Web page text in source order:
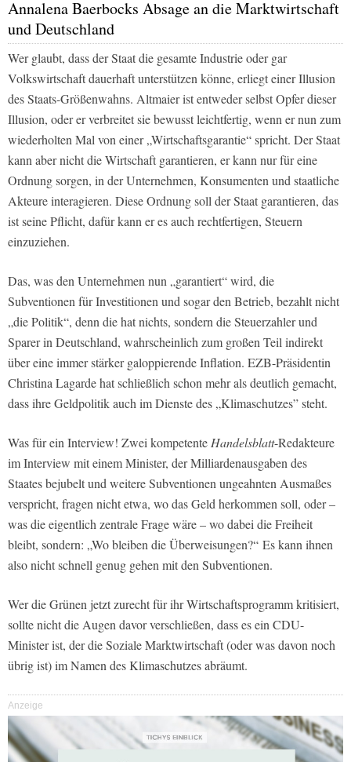
Annalena Baerbocks Absage an die Marktwirtschaft
und Deutschland
Wer glaubt, dass der Staat die gesamte Industrie oder gar
Volkswirtschaft dauerhaft unterstützen könne, erliegt einer Illusion
des Staats-Größenwahns. Altmaier ist entweder selbst Opfer dieser
Illusion, oder er verbreitet sie bewusst leichtfertig, wenn er nun zum
wiederholten Mal von einer „Wirtschaftsgarantie“ spricht. Der Staat
kann aber nicht die Wirtschaft garantieren, er kann nur für eine
Ordnung sorgen, in der Unternehmen, Konsumenten und staatliche
Akteure interagieren. Diese Ordnung soll der Staat garantieren, das
ist seine Pflicht, dafür kann er es auch rechtfertigen, Steuern
einzuziehen.
Das, was den Unternehmen nun „garantiert“ wird, die
Subventionen für Investitionen und sogar den Betrieb, bezahlt nicht
„die Politik“, denn die hat nichts, sondern die Steuerzahler und
Sparer in Deutschland, wahrscheinlich zum großen Teil indirekt
über eine immer stärker galoppierende Inflation. EZB-Präsidentin
Christina Lagarde hat schließlich schon mehr als deutlich gemacht,
dass ihre Geldpolitik auch im Dienste des „Klimaschutzes” steht.
Was für ein Interview! Zwei kompetente Handelsblatt-Redakteure
im Interview mit einem Minister, der Milliardenausgaben des
Staates bejubelt und weitere Subventionen ungeahnten Ausmaßes
verspricht, fragen nicht etwa, wo das Geld herkommen soll, oder –
was die eigentlich zentrale Frage wäre – wo dabei die Freiheit
bleibt, sondern: „Wo bleiben die Überweisungen?“ Es kann ihnen
also nicht schnell genug gehen mit den Subventionen.
Wer die Grünen jetzt zurecht für ihr Wirtschaftsprogramm kritisiert,
sollte nicht die Augen davor verschließen, dass es ein CDU-
Minister ist, der die Soziale Marktwirtschaft (oder was davon noch
übrig ist) im Namen des Klimaschutzes abräumt.
Anzeige